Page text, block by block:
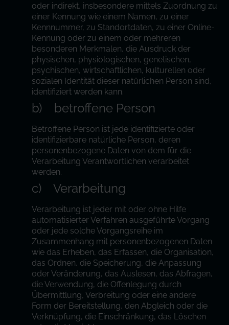
oder indirekt, insbesondere mittels Zuordnung zu
einer Kennung wie einem Namen, zu einer
Kennnummer, zu Standortdaten, zu einer Online-
Kennung oder zu einem oder mehreren
besonderen Merkmalen, die Ausdruck der
physischen, physiologischen, genetischen,
psychischen, wirtschaftlichen, kulturellen oder
sozialen Identität dieser natürlichen Person sind,
identifiziert werden kann.
b) betroffene Person
Betroffene Person ist jede identifizierte oder
identifizierbare natürliche Person, deren
personenbezogene Daten von dem für die
Verarbeitung Verantwortlichen verarbeitet
werden.
c) Verarbeitung
Verarbeitung ist jeder mit oder ohne Hilfe
automatisierter Verfahren ausgeführte Vorgang
oder jede solche Vorgangsreihe im
Zusammenhang mit personenbezogenen Daten
wie das Erheben, das Erfassen, die Organisation,
das Ordnen, die Speicherung, die Anpassung
oder Veränderung, das Auslesen, das Abfragen,
die Verwendung, die Offenlegung durch
Übermittlung, Verbreitung oder eine andere
Form der Bereitstellung, den Abgleich oder die
Verknüpfung, die Einschränkung, das Löschen